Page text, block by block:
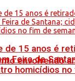
envolvendo
de 15 anos é
Feira de
homicídios no